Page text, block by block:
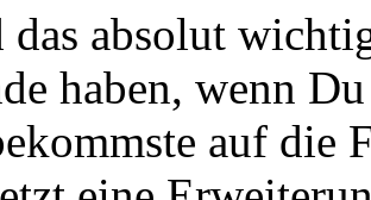
das absolut
haben, wenn
auf die